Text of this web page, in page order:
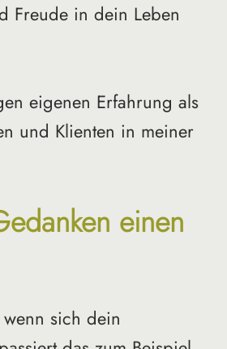
Freude in dein Leben
eigenen Erfahrung als
und Klienten in meiner
einen
sich dein